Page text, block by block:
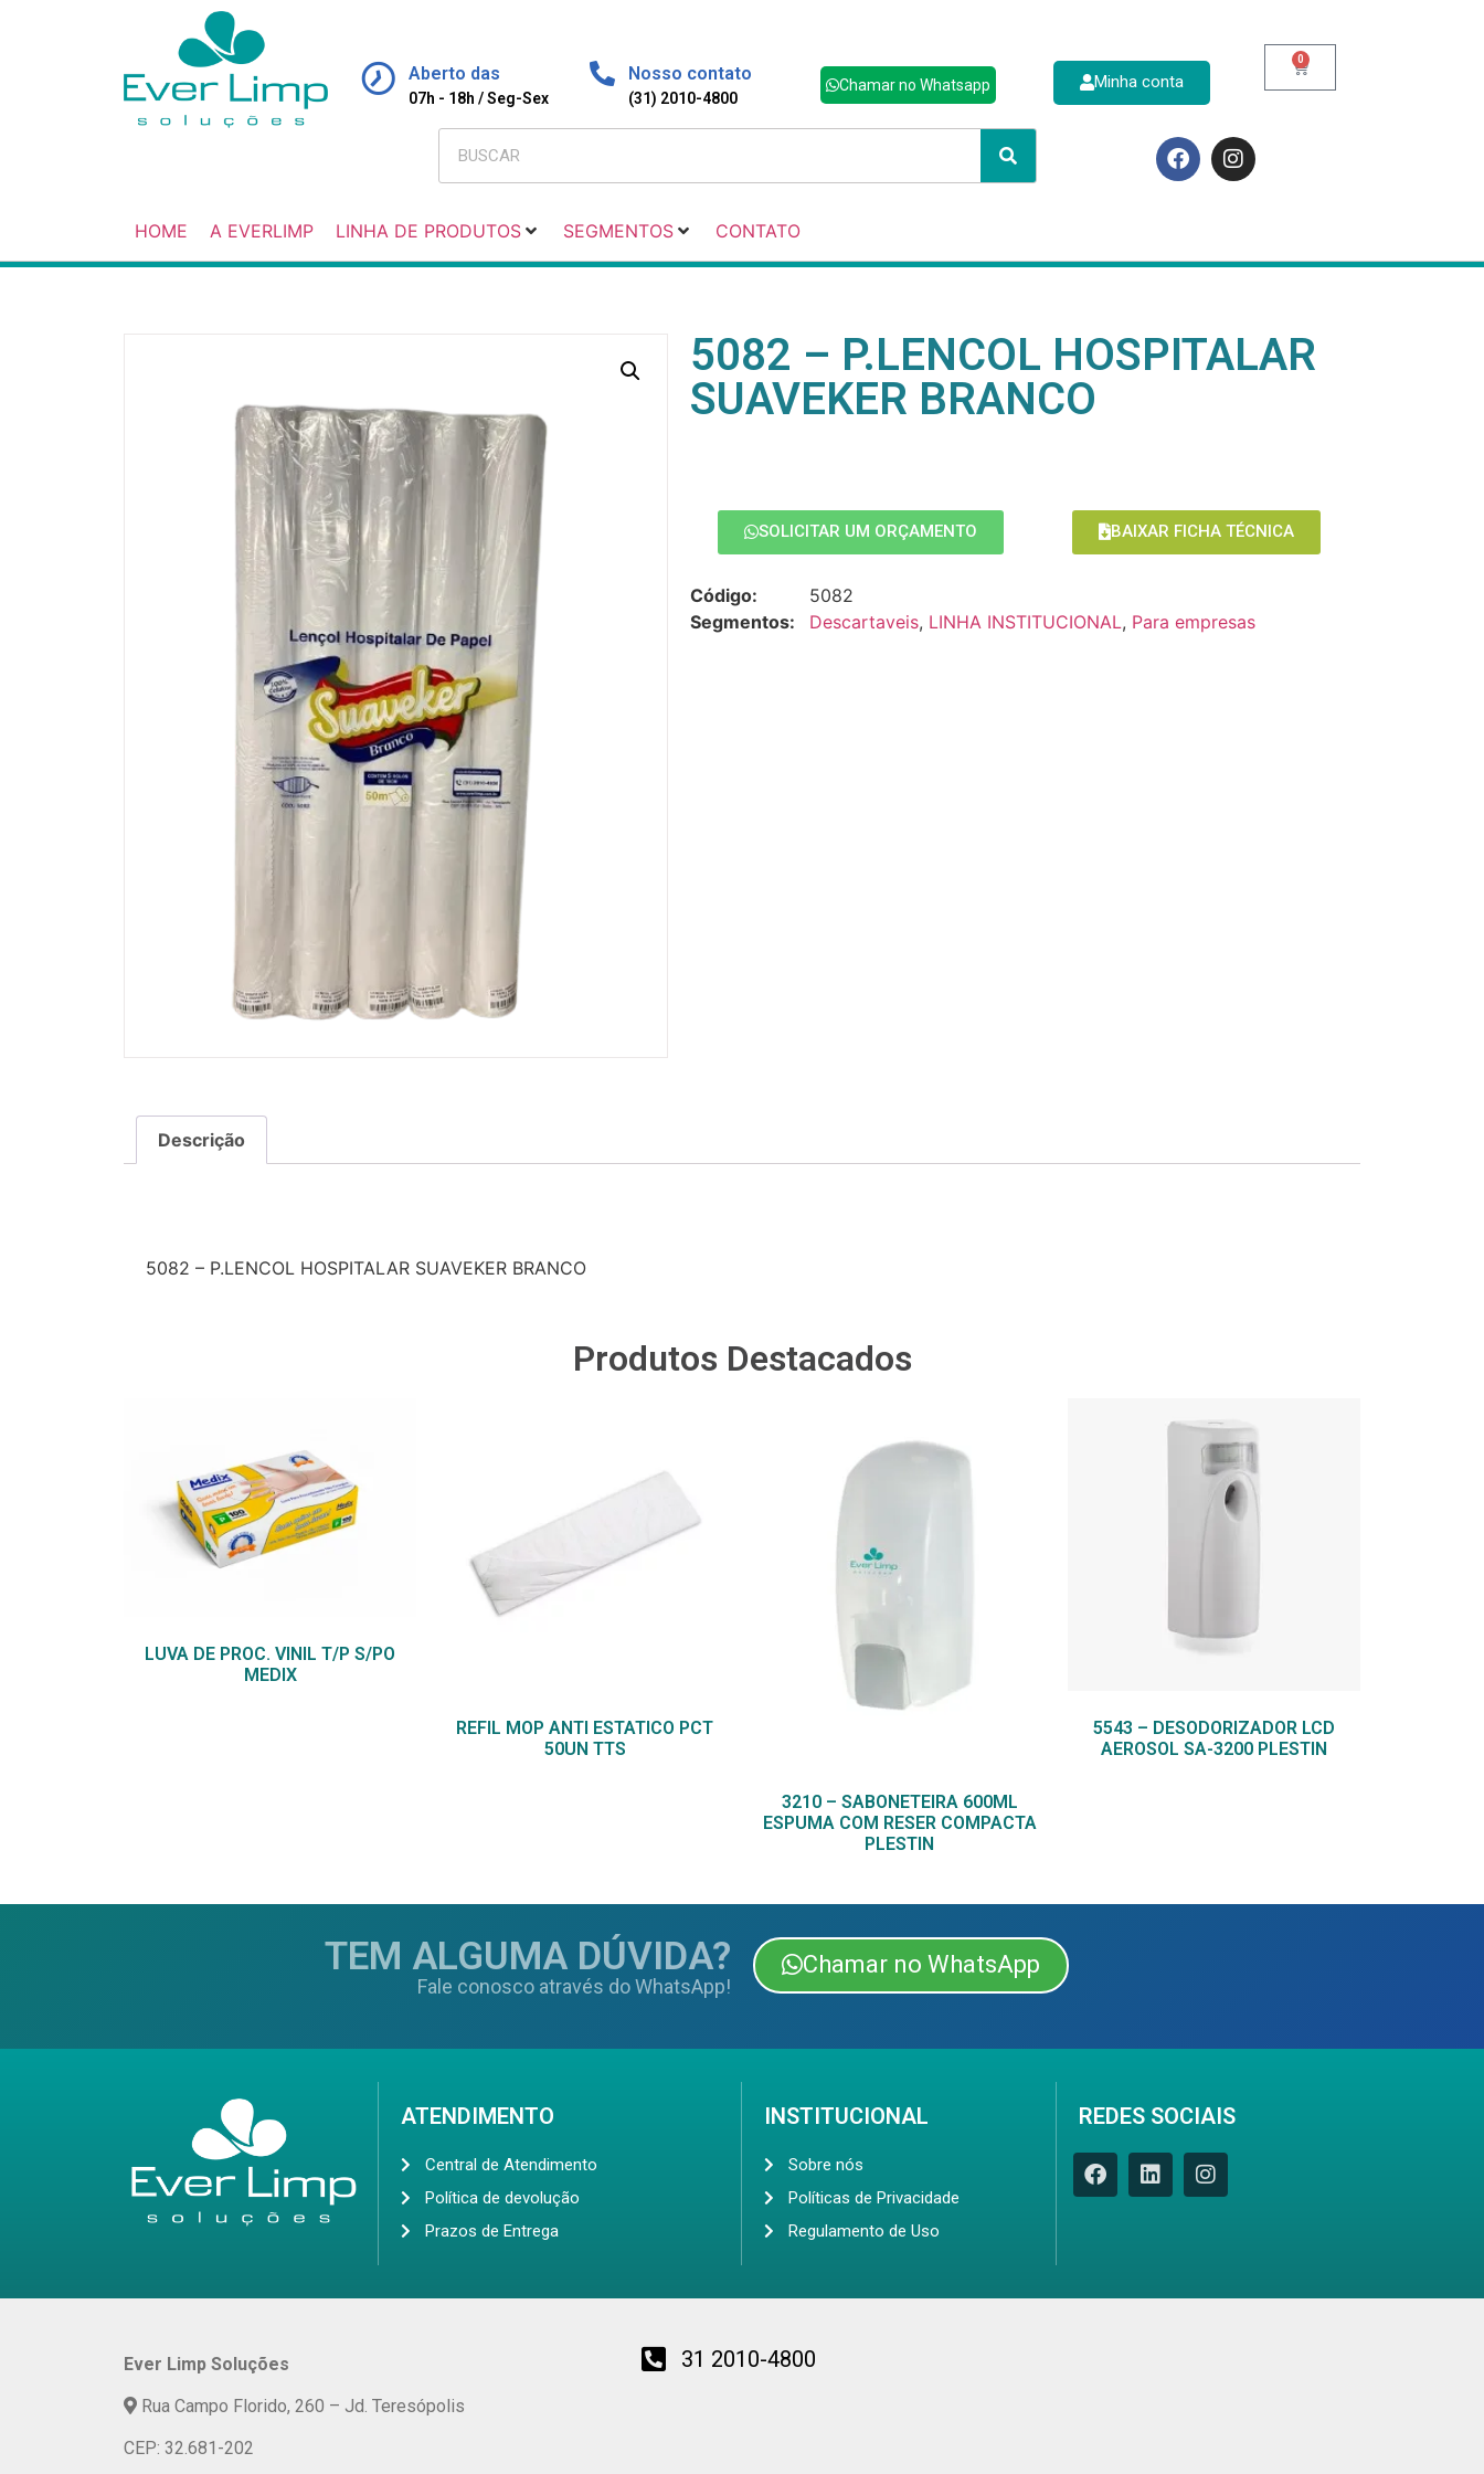
Aberto das
07h - 18h / Seg-Sex
Nosso contato
(31) 2010-4800
Chamar no Whatsapp Minha conta
0
HOME A EVERLIMP LINHA DE PRODUTOS SEGMENTOS CONTATO
5082 – P.LENCOL HOSPITALAR
SUAVEKER BRANCO
SOLICITAR UM ORÇAMENTO BAIXAR FICHA TÉCNICA
Código:
5082
Segmentos:
Descartaveis, LINHA INSTITUCIONAL, Para empresas
Descrição
5082 – P.LENCOL HOSPITALAR SUAVEKER BRANCO
Produtos Destacados
LUVA DE PROC. VINIL T/P S/PO
MEDIX
REFIL MOP ANTI ESTATICO PCT
50UN TTS
3210 – SABONETEIRA 600ML
ESPUMA COM RESER COMPACTA
PLESTIN
5543 – DESODORIZADOR LCD
AEROSOL SA-3200 PLESTIN
TEM ALGUMA DÚVIDA?
Fale conosco através do WhatsApp!
Chamar no WhatsApp
ATENDIMENTO
Central de Atendimento
Política de devolução
Prazos de Entrega
INSTITUCIONAL
Sobre nós
Políticas de Privacidade
Regulamento de Uso
REDES SOCIAIS
Ever Limp Soluções
Rua Campo Florido, 260 – Jd. Teresópolis
CEP: 32.681-202
31 2010-4800